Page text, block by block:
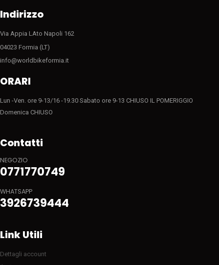
Indirizzo
Via Appia LAto Napoli 162
04023 Formia (LT)
info@worldbikeformia.it
ORARI
Lun -Ven. ore 9-13/16 -19.30 Sabato ore 9-13 CHIUSO IL POMERIGGIO
Domenica CHIUSO
Contatti
NEGOZIO
0771770749
WHATSAPP
3926739444
Link Utili
Dettagli account